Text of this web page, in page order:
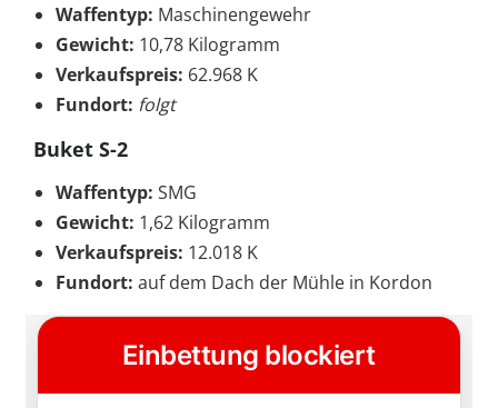
Waffentyp: Maschinengewehr
Gewicht: 10,78 Kilogramm
Verkaufspreis: 62.968 K
Fundort: folgt
Buket S-2
Waffentyp: SMG
Gewicht: 1,62 Kilogramm
Verkaufspreis: 12.018 K
Fundort: auf dem Dach der Mühle in Kordon